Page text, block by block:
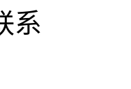
系